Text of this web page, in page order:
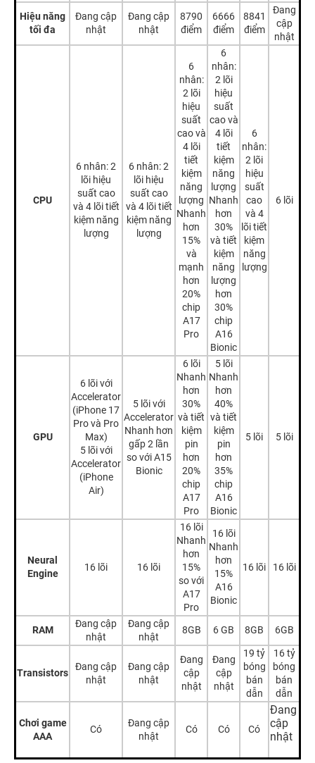
Hiệu năng
tối đa
Đang cập
nhật
Đang cập
nhật
8790
điểm
6666
điểm
8841
điểm
Đang
cập
nhật
CPU
6 nhân: 2
lõi hiệu
suất cao
và 4 lõi tiết
kiệm năng
lượng
6 nhân: 2
lõi hiệu
suất cao
và 4 lõi tiết
kiệm năng
lượng
6
nhân:
2 lõi
hiệu
suất
cao và
4 lõi
tiết
kiệm
năng
lượng
Nhanh
hơn
15%
và
mạnh
hơn
20%
chip
A17
Pro
6
nhân:
2 lõi
hiệu
suất
cao và
4 lõi
tiết
kiệm
năng
lượng
Nhanh
hơn
30%
và tiết
kiệm
năng
lượng
hơn
30%
chip
A16
Bionic
6
nhân:
2 lõi
hiệu
suất
cao
và 4
lõi tiết
kiệm
năng
lượng
6 lõi
GPU
6 lõi với
Accelerator
(iPhone 17
Pro và Pro
Max)
5 lõi với
Accelerator
(iPhone
Air)
5 lõi với
Accelerator
Nhanh hơn
gấp 2 lần
so với A15
Bionic
6 lõi
Nhanh
hơn
30%
và tiết
kiệm
pin
hơn
20%
chip
A17
Pro
5 lõi
Nhanh
hơn
40%
và tiết
kiệm
pin
hơn
35%
chip
A16
Bionic
5 lõi 5 lõi
Neural
Engine
16 lõi 16 lõi
16 lõi
Nhanh
hơn
15%
so với
A17
Pro
16 lõi
Nhanh
hơn
15%
A16
Bionic
16 lõi 16 lõi
RAM
Đang cập
nhật
Đang cập
nhật
8GB 6 GB 8GB 6GB
Transistors
Đang cập
nhật
Đang cập
nhật
Đang
cập
nhật
Đang
cập
nhật
19 tỷ
bóng
bán
dẫn
16 tỷ
bóng
bán
dẫn
Chơi game
AAA
Có
Đang cập
nhật
Có Có Có
Đang
cập
nhật